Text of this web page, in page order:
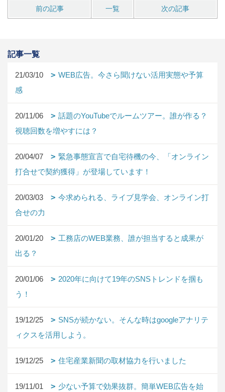
前の記事 一覧 次の記事
記事一覧
21/03/10
WEB広告。今さら聞けない活用実態や予算
感
20/11/06
話題のYouTubeでルームツアー。誰が作る？
視聴回数を増やすには？
20/04/07
緊急事態宣言で自宅待機の今、「オンライン
打合せで契約獲得」が登場しています！
20/03/03
今求められる、ライブ見学会、オンライン打
合せの力
20/01/20
工務店のWEB業務、誰が担当すると成果が
出る？
20/01/06
2020年に向けて19年のSNSトレンドを掴も
う！
19/12/25
SNSが続かない。そんな時はgoogleアナリテ
ィクスを活用しよう。
19/12/25 住宅産業新聞の取材協力を行いました
19/11/01
少ない予算で効果抜群。簡単WEB広告を始